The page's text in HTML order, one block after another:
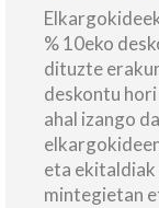
% 10eko
dituzte
deskontu
ahal izango
eta ekitaldiak
mintegietan